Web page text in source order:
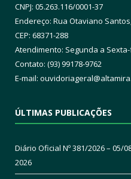
CNPJ: 05.263.116/0001-37
Endereço: Rua Otaviano
CEP: 68371-288
Atendimento: Segunda a
Contato: (93) 99178-9762
E-mail:
ÚLTIMAS PUBLICAÇÕES
Diário Oficial Nº 381/2026 – 05/
2026